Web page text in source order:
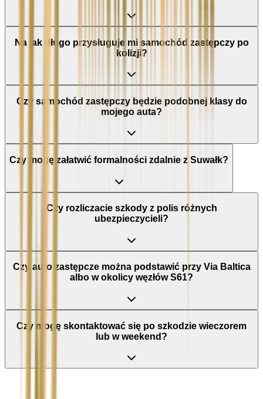
Na jak długo przysługuje mi samochód zastępczy po
kolizji?
Czy samochód zastępczy będzie podobnej klasy do
mojego auta?
Czy mogę załatwić formalności zdalnie z Suwałk?
Czy rozliczacie szkody z polis różnych
ubezpieczycieli?
Czy auto zastępcze można podstawić przy Via Baltica
albo w okolicy węzłów S61?
Czy mogę skontaktować się po szkodzie wieczorem
lub w weekend?